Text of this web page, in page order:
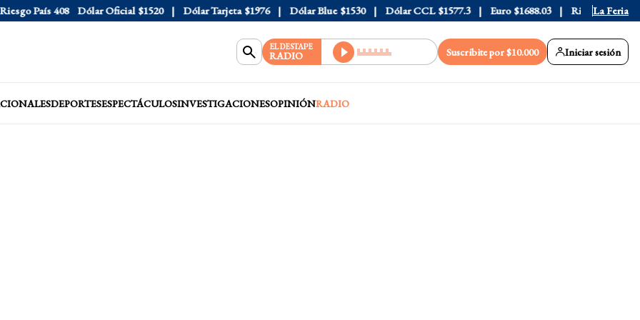
País 408 Dólar Oficial $1520 Dólar Tarjeta $1976 Dólar Blue $1530 Dólar CCL $1577.3 Euro $1688.03 Riesgo País 408
La Feria
EL DESTAPE
RADIO Suscribite por $10.000 Iniciar sesión
DEPORTESESPECTÁCULOSINVESTIGACIONESOPINIÓNRADIO